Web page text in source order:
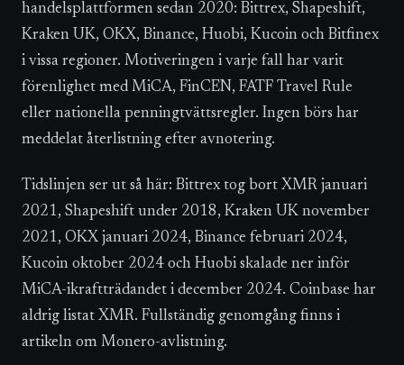
handelsplattformen sedan 2020: Bittrex, Shapeshift,
Kraken UK, OKX, Binance, Huobi, Kucoin och Bitfinex
i vissa regioner. Motiveringen i varje fall har varit
förenlighet med MiCA, FinCEN, FATF Travel Rule
eller nationella penningtvättsregler. Ingen börs har
meddelat återlistning efter avnotering.
Tidslinjen ser ut så här: Bittrex tog bort XMR januari
2021, Shapeshift under 2018, Kraken UK november
2021, OKX januari 2024, Binance februari 2024,
Kucoin oktober 2024 och Huobi skalade ner inför
MiCA-ikraftträdandet i december 2024. Coinbase har
aldrig listat XMR. Fullständig genomgång finns i
artikeln om Monero-avlistning.